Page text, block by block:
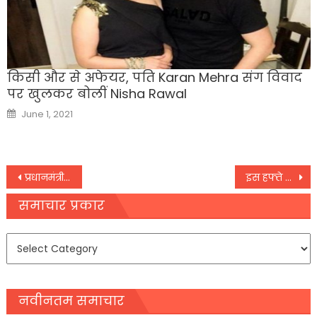
किसी और से अफेयर, पति Karan Mehra संग विवाद
पर खुलकर बोलीं Nisha Rawal
Posted
on
June 1, 2021
Post
navigation
प्रधानमंत्री नरेन्द्र मोदी ने किया बायो सीएनजी प्लांट का उद्घाटन इस हफ्ते Mid और Small Cap शेयरों में लगा सकते हैं दांव
समाचार प्रकार
समाचार
नवीनतम समाचार